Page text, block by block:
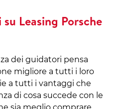
Leasing Porsche
dei guidatori pensa
migliore a tutti i loro
a tutti i vantaggi che
di cosa succede con le
sia meglio comprare